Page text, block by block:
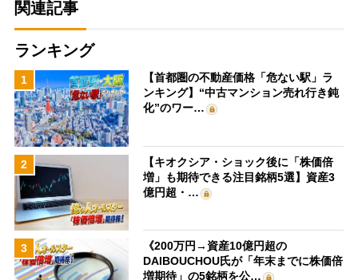
関連記事
ランキング
1
【首都圏の不動産価格「危ない駅」ラ
ンキング】“中古マンション売れ行き鈍
化”のワー…
2
【キオクシア・ショック後に「株価倍
増」も期待できる注目銘柄5選】資産3
億円超・…
3
《200万円→資産10億円超の
DAIBOUCHOU氏が「年末までに株価倍
増期待」の5銘柄を公…